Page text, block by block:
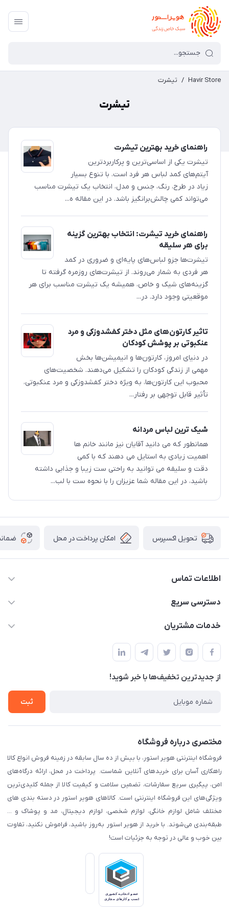
Havir Store
/ تیشرت
تیشرت
راهنمای خرید بهترین تیشرت
تیشرت یکی از اساسی‌ترین و پرکاربردترین
آیتم‌های کمد لباس هر فرد است. با تنوع بسیار
زیاد در طرح، رنگ، جنس و مدل، انتخاب یک تیشرت مناسب
می‌تواند کمی چالش‌برانگیز باشد. در این مقاله ه...
راهنمای خرید تیشرت: انتخاب بهترین گزینه
برای هر سلیقه
تیشرت‌ها جزو لباس‌های پایه‌ای و ضروری در کمد
هر فردی به شمار می‌روند. از تیشرت‌های روزمره گرفته تا
گزینه‌های شیک و خاص، همیشه یک تیشرت مناسب برای هر
موقعیتی وجود دارد. در...
تاثیر کارتون‌های مثل دختر کفشدوزکی و مرد
عنکبوتی بر پوشش کودکان
در دنیای امروز، کارتون‌ها و انیمیشن‌ها بخش
مهمی از زندگی کودکان را تشکیل می‌دهند. شخصیت‌های
محبوب این کارتون‌ها، به ویژه دختر کفشدوزکی و مرد عنکبوتی،
تأثیر قابل توجهی بر رفتار...
شیک ترین لباس مردانه
همانطور که می دانید آقایان نیز مانند خانم ها
اهمیت زیادی به استایل می دهند که با کمی
دقت و سلیقه می توانید به راحتی ست زیبا و جذابی داشته
باشید، در این مقاله شما عزیزان را با نحوه ست با لب...
تحویل اکسپرس امکان پرداخت در محل
اطلاعات تماس
05191001370
دسترسی سریع
حساب کاربری
لیست محصولات
درباره ما
خدمات مشتریان
پیگیری سفارش
قوانین و مقرارت
حریم خصوصی
راهنما
از جدید‌ترین تخفیف‌ها با‌ خبر شوید!
ثبت
مختصری درباره فروشگاه
فروشگاه اینترنتی هویر استور، با بیش از ده سال سابقه در زمینه فروش انواع کالا
راهکاری آسان برای خریدهای آنلاین شماست. پرداخت در محل، ارائه درگاه‌های
امن، پیگیری سریع سفارشات، تضمین سلامت و کیفیت کالا از جمله کلیدی‌ترین
ویژگی‌های این فروشگاه اینترنتی است. کالاهای هویر استور در دسته بندی های
مختلف شامل لوازم خانگی، لوازم شخصی، لوازم دیجیتال، مد و پوشاک و ...
طبقه‌بندی می‌شوند. با خرید از هویر استور به‌روز باشید، فراموش نکنید، تفاوت
بین خوب و عالی در توجه به جزئیات است!